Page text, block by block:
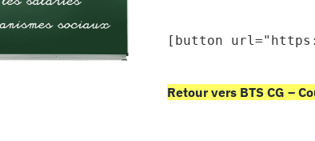
[button
Retour vers BTS CG –